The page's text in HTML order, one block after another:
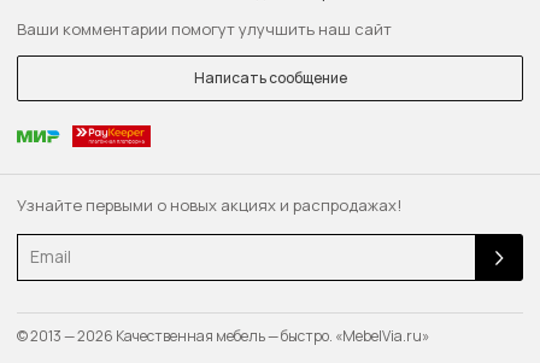
Узнайте первыми о новых акциях и распродажах!
Email
Ваши комментарии помогут улучшить наш сайт
Написать сообщение
© 2013 — 2026 Качественная мебель — быстро. «MebelVia.ru»